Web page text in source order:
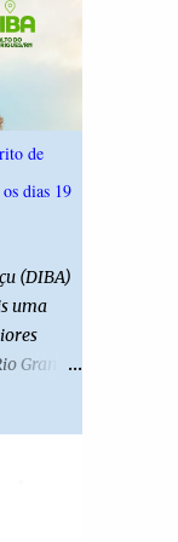
do
e 22 de
e
TSE:
de
dias 19
(DIBA)
uma
Grande
de